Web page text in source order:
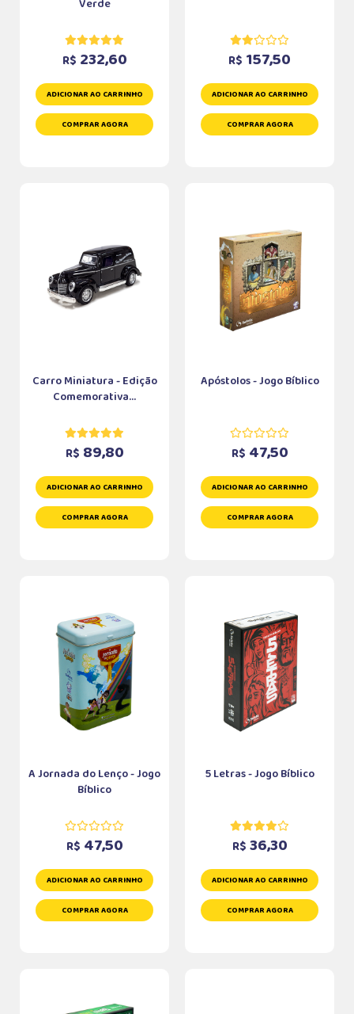
Verde
R$ 232,60
ADICIONAR AO CARRINHO
COMPRAR AGORA
R$ 157,50
ADICIONAR AO CARRINHO
COMPRAR AGORA
Carro Miniatura - Edição
Comemorativa...
R$ 89,80
ADICIONAR AO CARRINHO
COMPRAR AGORA
Apóstolos - Jogo Bíblico
R$ 47,50
ADICIONAR AO CARRINHO
COMPRAR AGORA
A Jornada do Lenço - Jogo
Bíblico
R$ 47,50
ADICIONAR AO CARRINHO
COMPRAR AGORA
5 Letras - Jogo Bíblico
R$ 36,30
ADICIONAR AO CARRINHO
COMPRAR AGORA